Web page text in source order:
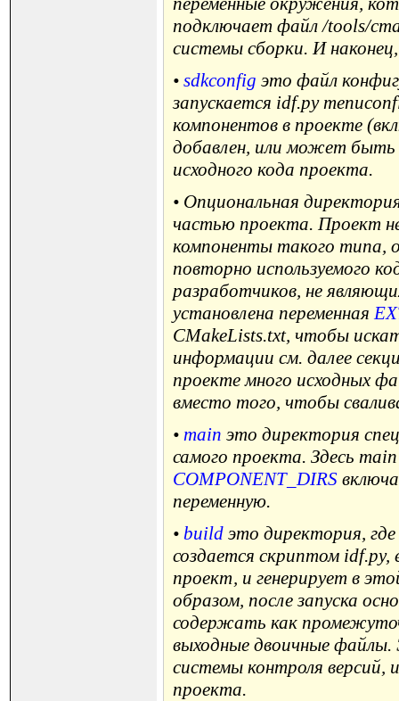
подключает файл/tools/
системы сборки. И
• sdkconfig это файл
запускается idf.py
компонентов в проекте
добавлен, или может быть
исходного кода проекта.
• Опциональная
частью проекта. Проект
компоненты такого типа,
повторно используемого
разработчиков, не
установлена переменная
CMakeLists.txt, чтобы
информации см. далее
проекте много исходных
вместо того, чтобы
• main это директория
самого проекта. Здесь
COMPONENT_DIRS
переменную.
• build это директория,
создается скриптом idf.py,
проект, и генерирует в
образом, после запуска
содержать как
выходные двоичные файлы.
системы контроля версий,
проекта.